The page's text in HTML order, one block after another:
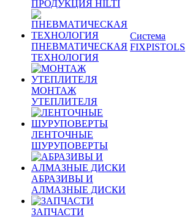
ПРОДУКЦИЯ HILTI
ПНЕВМАТИЧЕСКАЯ
ТЕХНОЛОГИЯ
МОНТАЖ
УТЕПЛИТЕЛЯ
ЛЕНТОЧНЫЕ
ШУРУПОВЕРТЫ
АБРАЗИВЫ И
АЛМАЗНЫЕ ДИСКИ
ЗАПЧАСТИ
Система
FIXPISTOLS